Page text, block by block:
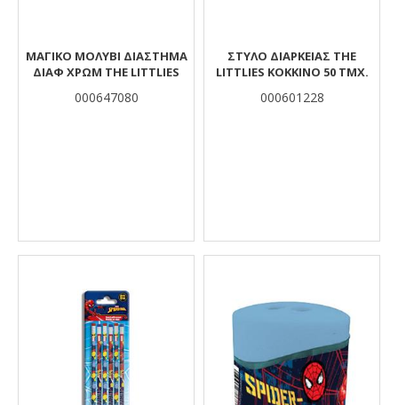
ΜΑΓΙΚΟ ΜΟΛΥΒΙ ΔΙΑΣΤΗΜΑ
ΔΙΑΦ ΧΡΩΜ THE LITTLIES
000647080
ΣΤΥΛΌ ΔΙΑΡΚΕΊΑΣ THE
LITTLIES ΚΌΚΚΙΝΟ 50 ΤΜΧ.
000601228